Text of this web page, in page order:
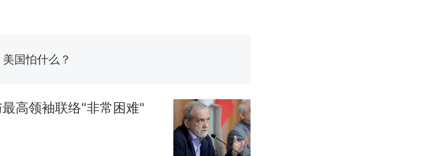
国怕什么？
大王”称号，仅凭视频评出？中国烹饪协会回应
现鸡枞菌窝，原地守1天等它长大：挖了140多
高领袖联络"非常困难"